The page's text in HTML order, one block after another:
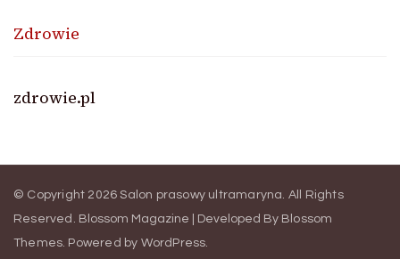
Zdrowie
zdrowie.pl
© Copyright 2026Salon prasowy ultramaryna . All Rights
Reserved. Blossom Magazine | Developed By Blossom
Themes Powered by WordPress